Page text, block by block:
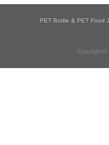
PET Bottle & PET Food
Copyright©